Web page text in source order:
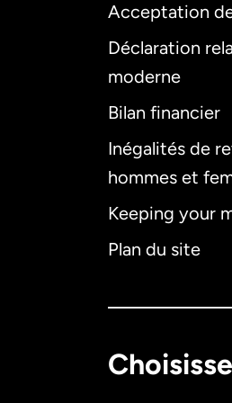
Acceptation
Déclaration
moderne
Bilan financier
Inégalités de
hommes et
Keeping your
Plan du site